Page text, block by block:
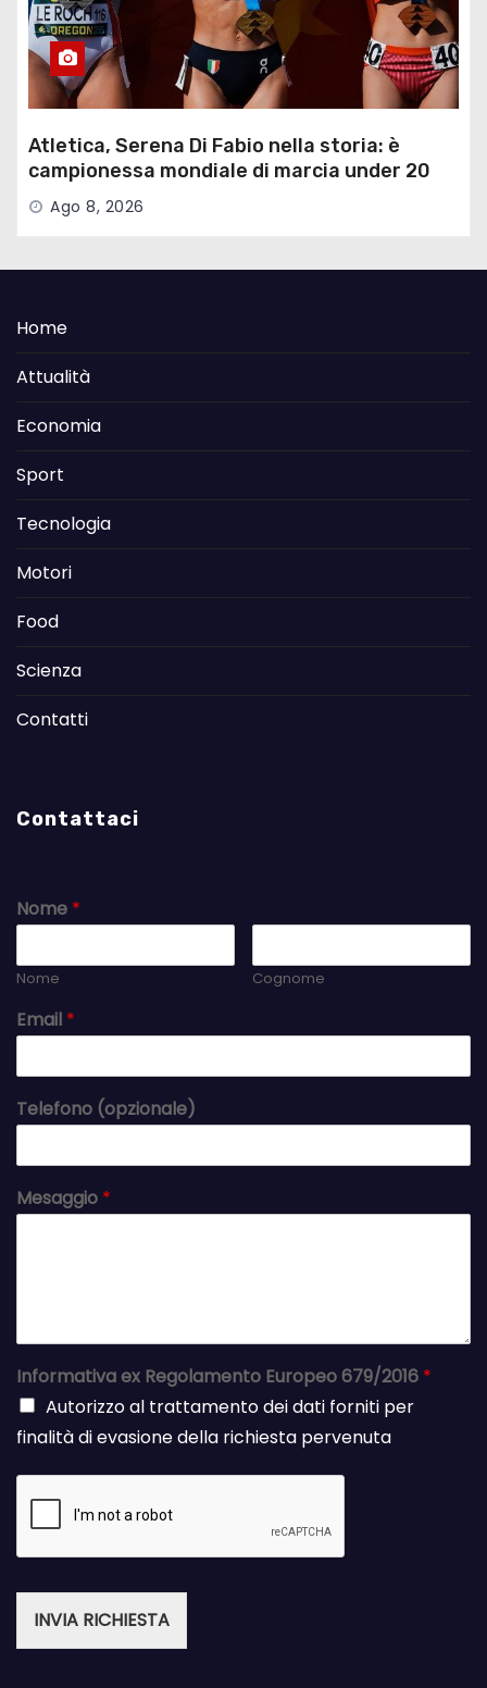
Atletica, Serena Di Fabio nella storia: è
campionessa mondiale di marcia under 20
Ago 8, 2026
Home
Attualità
Economia
Sport
Tecnologia
Motori
Food
Scienza
Contatti
Contattaci
Nome *
Nome Cognome
Email *
Telefono (opzionale)
Mesaggio *
Informativa ex Regolamento Europeo 679/2016 *
Autorizzo al trattamento dei dati forniti per
finalità di evasione della richiesta pervenuta
INVIA RICHIESTA